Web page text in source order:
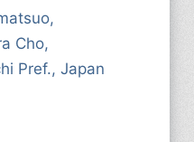
Cho,
Pref., Japan